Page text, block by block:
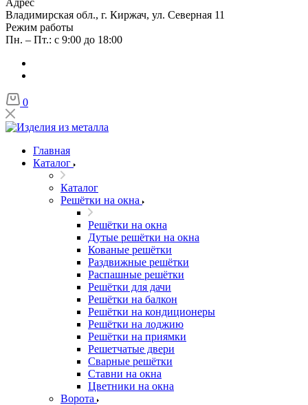
Адрес
Владимирская обл., г. Киржач, ул. Северная 11
Режим работы
Пн. – Пт.: с 9:00 до 18:00
0
Главная
Каталог
Каталог
Решётки на окна
Решётки на окна
Дутые решётки на окна
Кованые решётки
Раздвижные решётки
Распашные решётки
Решётки для дачи
Решётки на балкон
Решётки на кондиционеры
Решётки на лоджию
Решётки на приямки
Решетчатые двери
Сварные решётки
Ставни на окна
Цветники на окна
Ворота